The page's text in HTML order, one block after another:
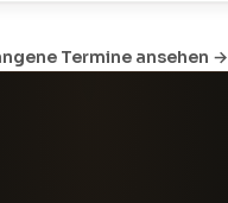
Termine ansehen →